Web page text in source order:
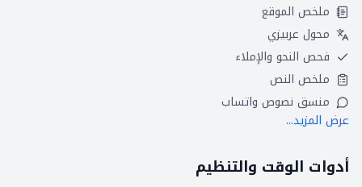
ملخص الموقع
محول عربيزي
فحص النحو والإملاء
ملخص النص
منسق نصوص واتساب
عرض المزيد...
أدوات الوقت والتنظيم